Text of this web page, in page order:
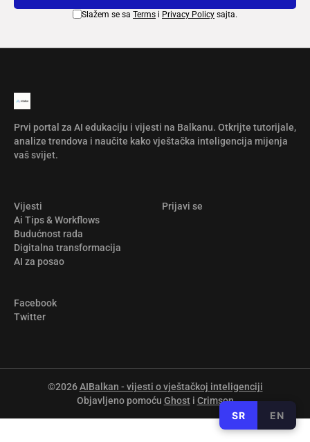
Slažem se sa Terms i Privacy Policy sajta.
Prvi portal za AI edukaciju i vijesti na Balkanu. Otkrijte tutorijale,
analize trendova i naučite kako vještačka inteligencija mijenja
vaš svijet.
Vijesti
Ai Tips & Workflows
Budućnost rada
Digitalna transformacija
AI za posao
Prijavi se
Facebook
Twitter
©2026AIBalkan - vijesti o vještačkoj inteligenciji
Objavljeno pomoću Ghosti Crimson
SR EN